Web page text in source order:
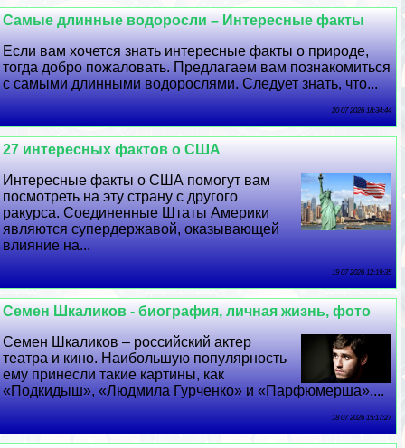
Самые длинные водоросли – Интересные факты
Если вам хочется знать интересные факты о природе,
тогда добро пожаловать. Предлагаем вам познакомиться
с самыми длинными водорослями. Следует знать, что...
20 07 2026 18:34:44
27 интересных фактов о США
Интересные факты о США помогут вам
посмотреть на эту страну с другого
paкурса. Соединенные Штаты Америки
являются супердержавой, оказывающей
влияние на...
19 07 2026 12:19:35
Семен Шкаликов - биография, личная жизнь, фото
Семен Шкаликов – российский актер
театра и кино. Наибольшую популярность
ему принесли такие картины, как
«Подкидыш», «Людмила Гурченко» и «Парфюмерша»....
18 07 2026 15:17:27